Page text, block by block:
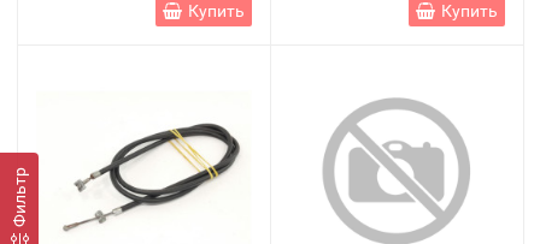
Фильтр
Купить Купить